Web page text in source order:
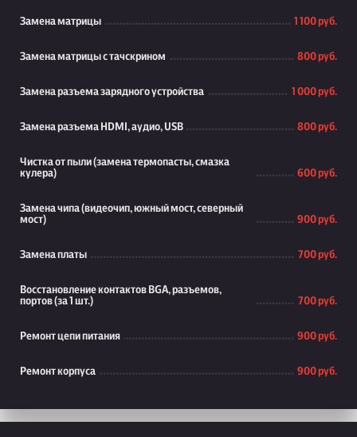
Замена матрицы 1 100 руб.
Замена матрицы с тачскрином 800 руб.
Замена разъема зарядного устройства 1 000 руб.
Замена разъема HDMI, аудио, USB 800 руб.
Чистка от пыли (замена термопасты, смазка
кулера)
600 руб.
Замена чипа (видеочип, южный мост, северный
мост)
900 руб.
Замена платы 700 руб.
Восстановление контактов BGA, разъемов,
портов (за 1 шт.)
700 руб.
Ремонт цепи питания 900 руб.
Ремонт корпуса 900 руб.